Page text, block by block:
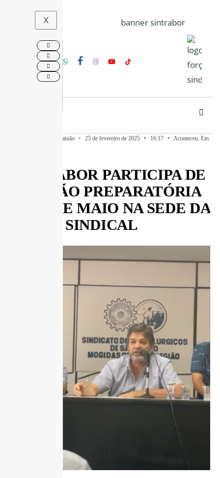
X
Valter Paixão • 25 de fevereiro de 2025 • 16:17 • Aconteceu, Em
SINTRABOR PARTICIPA DE
REUNIÃO PREPARATÓRIA
DO 1º DE MAIO NA SEDE DA
FORÇA SINDICAL